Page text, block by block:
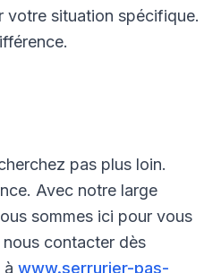
votre situation spécifique.
pas plus loin.
Avec notre large
sommes ici pour vous
nous contacter dès
à www.serrurier-pas-